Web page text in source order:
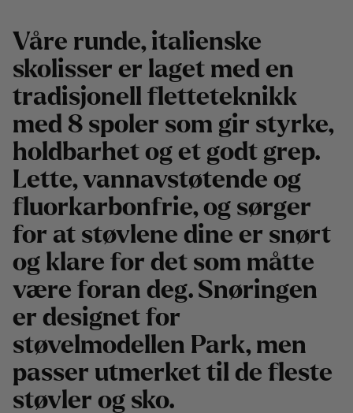
Våre runde, italienske
skolisser er laget med en
tradisjonell fletteteknikk
med 8 spoler som gir styrke,
holdbarhet og et godt grep.
Lette, vannavstøtende og
fluorkarbonfrie, og sørger
for at støvlene dine er snørt
og klare for det som måtte
være foran deg. Snøringen
er designet for
støvelmodellen Park, men
passer utmerket til de fleste
støvler og sko.